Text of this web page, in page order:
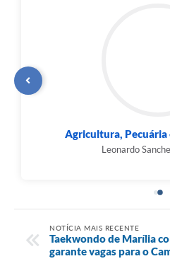
Agricultura,
Leonardo
NOTÍCIA MAIS RECENTE
Taekwondo de Marília
garante vagas para o